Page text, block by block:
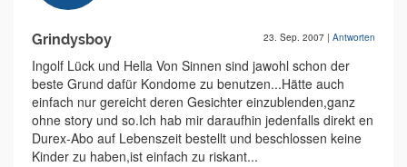
Grindysboy 23. Sep. 2007 | Antworten
Ingolf Lück und Hella Von Sinnen sind jawohl schon der
beste Grund dafür Kondome zu benutzen...Hätte auch
einfach nur gereicht deren Gesichter einzublenden,ganz
ohne story und so.Ich hab mir daraufhin jedenfalls direkt en
Durex-Abo auf Lebenszeit bestellt und beschlossen keine
Kinder zu haben,ist einfach zu riskant...